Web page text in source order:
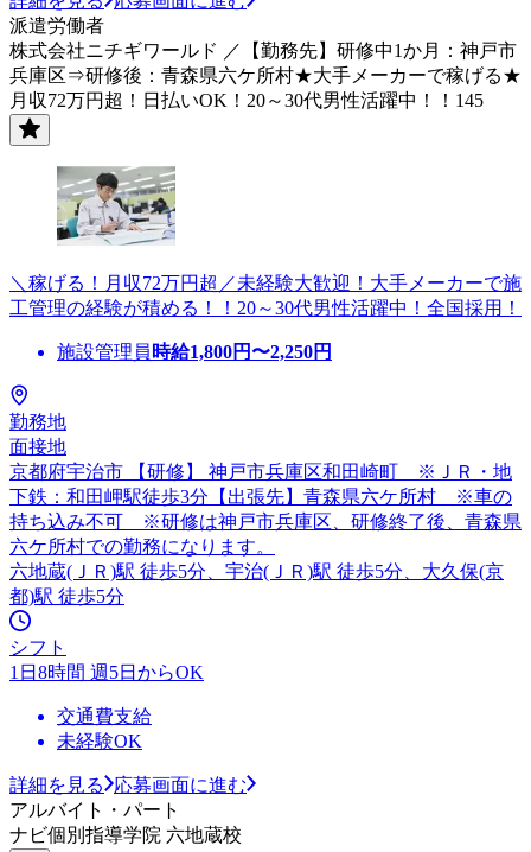
派遣労働者
株式会社ニチギワールド ／【勤務先】研修中1か月：神戸市
兵庫区⇒研修後：青森県六ケ所村★大手メーカーで稼げる★
月収72万円超！日払いOK！20～30代男性活躍中！！145
＼稼げる！月収72万円超／未経験大歓迎！大手メーカーで施
工管理の経験が積める！！20～30代男性活躍中！全国採用！
施設管理員 時給1,800円〜2,250円
勤務地
面接地
京都府宇治市 【研修】 神戸市兵庫区和田崎町 ※ＪＲ・地
下鉄：和田岬駅徒歩3分【出張先】青森県六ケ所村 ※車の
持ち込み不可 ※研修は神戸市兵庫区、研修終了後、青森県
六ケ所村での勤務になります。
六地蔵(ＪＲ)駅 徒歩5分、宇治(ＪＲ)駅 徒歩5分、大久保(京
都)駅 徒歩5分
シフト
1日8時間 週5日からOK
交通費支給
未経験OK
詳細を見る
応募画面に進む
アルバイト・パート
ナビ個別指導学院 六地蔵校